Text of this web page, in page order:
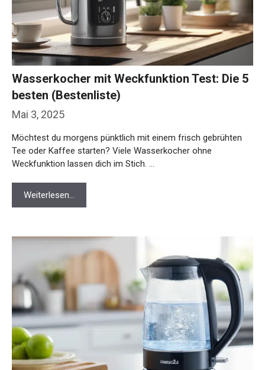
Mai 3, 2025
Wasserkocher mit Weckfunktion Test: Die 5
besten (Bestenliste)
Möchtest du morgens pünktlich mit einem frisch gebrühten
Tee oder Kaffee starten? Viele Wasserkocher ohne
Weckfunktion lassen dich im Stich. …
Weiterlesen…